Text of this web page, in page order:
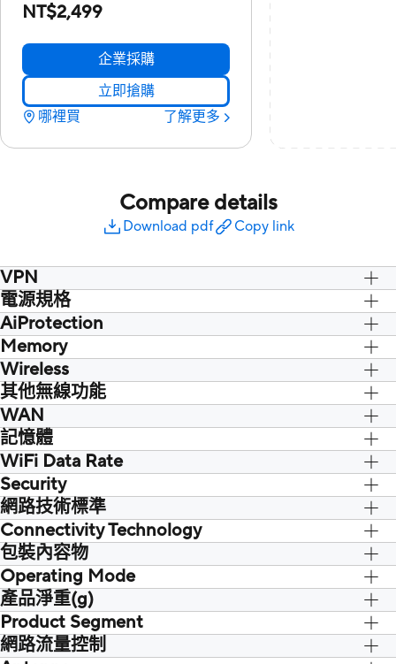
NT$2,499
企業採購
立即搶購
哪裡買
了解更多
Compare details
Download pdf Copy link
VPN
VPN Client L2TP, VPN Client OVPN, VPN
Client PPTP, VPN Server IPSec, VPN
Server OVPN, VPN Server PPTP
電源規格
AC Input : 100V~240V(50~60Hz)
DC Output : 12 V with max. 1.5A current
AiProtection
Malicious site blocking, Infected Device
Prevention and Blocking, AiProtection
Classic
Memory
Wireless
其他無線功能
UTF-8 SSID, WiFi MAC address filter,
Wireless scheduler, Airtime fairness,
RADIUS Server, Universal beamforming,
Explicit beamforming
WAN
Internet connection Type : PPPoE, PPTP,
L2TP, Automatic IP, Static IP, Dual WAN,
Port forwarding, DMZ, DDNS
記憶體
128 MB Flash
256 MB RAM
WiFi Data Rate
Security
Open system, WPA/WPA2-Personal,
WPA/WPA2-Enterprise, WPA3-Personal,
WPS, Let's Encrypt, SSH, Firewall
網路技術標準
IPv6
IPv4
WiFi 6 (802.11ax)
WiFi 5 (802.11ac)
WiFi 4 (802.11n)
IEEE 802.11g
IEEE 802.11b
Connectivity Technology
包裝內容物
RT-AX1800S
RJ45 x1
Adapter x1
QSG x1
Warranty Card x1
Operating Mode
Access Point, Media Bridge, Repeater,
Router, Repeater Mode
Media Bridge Mode
Access Point Mode
產品淨重(g)
390 g
Product Segment
網路流量控制